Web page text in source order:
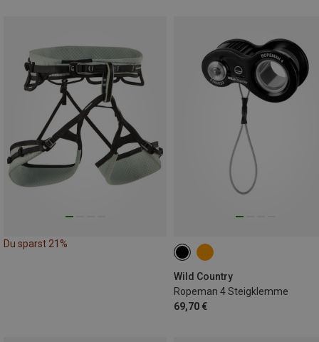
Du sparst 21%
Wild Country
Ropeman 4 Steigklemme
69,70 €